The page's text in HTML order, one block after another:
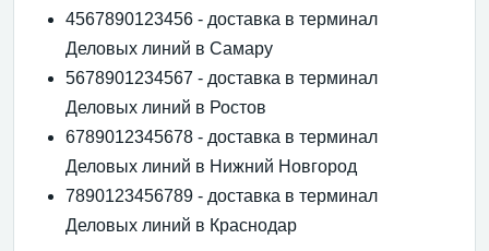
4567890123456 - доставка в терминал
Деловых линий в Самару
5678901234567 - доставка в терминал
Деловых линий в Ростов
6789012345678 - доставка в терминал
Деловых линий в Нижний Новгород
7890123456789 - доставка в терминал
Деловых линий в Краснодар